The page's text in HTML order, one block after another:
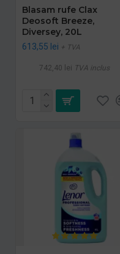
Blasam rufe Clax
Deosoft Breeze,
Diversey, 20L
613,55 lei + TVA
742,40 lei TVA inclus